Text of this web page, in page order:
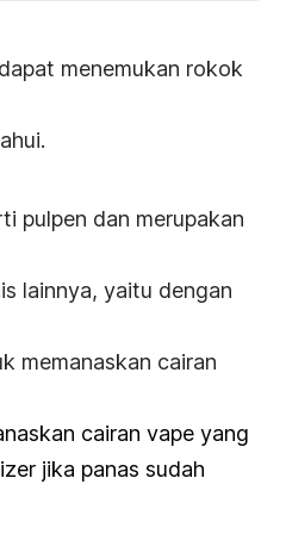
menemukan rokok
pulpen dan merupakan
lainnya, yaitu dengan
memanaskan cairan
cairan vape yang
jika panas sudah